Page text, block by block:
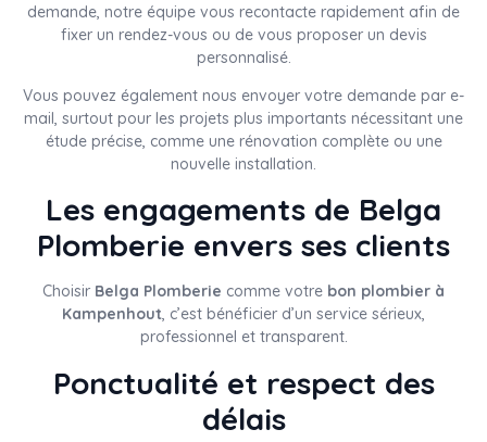
demande, notre équipe vous recontacte rapidement afin de
fixer un rendez-vous ou de vous proposer un devis
personnalisé.
Vous pouvez également nous envoyer votre demande par e-
mail, surtout pour les projets plus importants nécessitant une
étude précise, comme une rénovation complète ou une
nouvelle installation.
Les engagements de Belga
Plomberie envers ses clients
Choisir Belga Plomberie comme votre bon plombier à
Kampenhout, c’est bénéficier d’un service sérieux,
professionnel et transparent.
Ponctualité et respect des
délais